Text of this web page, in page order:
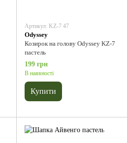
Артикул: KZ-7 47
Odyssey
Козирок на голову Odyssey KZ-7
пастель
199 грн
В наявності
Купити